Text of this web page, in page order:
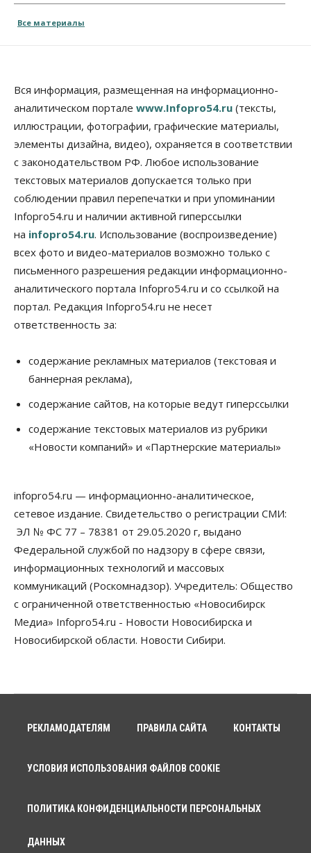
Треть автовладельцев в Новосибирской области
Власть
Школы, библиотеки, пешеходные тротуары:
депутаты Госдумы контролируют работы на
социальных объектах
Общество
Синоптики рассказали о погоде в Новосибирске
07 Августа 2026, 12:00
Общество
Жители Новосибирска смогут добровольно
повысить свою пенсию
07 Августа 2026, 11:30
Общество
Деньгами будут распоряжаться дети: в десяти
школах Новосибирской области введут
Общество Право&Порядок
заключили под стражу
Общество
Бизнес Право&Порядок
Предприятия Новосибирска
выстраивают системы защиты от атак БПЛА
07 Августа 2026, 09:00
Бизнес
По «Сибэлектротерму» выдали исполнительные
листы на полмиллиарда рублей
07 Августа 2026, 08:00
Мировые И Федеральные Новости
рублей
Общество
адаптироваться к учебе через культуру
Все материалы
Вся информация, размещенная на информационно-
аналитическом портале www.Infopro54.ru (тексты,
иллюстрации, фотографии, графические материалы,
элементы дизайна, видео), охраняется в соответствии
с законодательством РФ. Любое использование
текстовых материалов допускается только при
соблюдении правил перепечатки и при упоминании
Infopro54.ru и наличии активной гиперссылки
на infopro54.ru. Использование (воспроизведение)
всех фото и видео-материалов возможно только с
письменного разрешения редакции информационно-
аналитического портала Infopro54.ru и со ссылкой на
портал. Редакция Infopro54.ru не несет
ответственность за:
содержание рекламных материалов (текстовая и
баннерная реклама),
содержание сайтов, на которые ведут гиперссылки
содержание текстовых материалов из рубрики
«Новости компаний» и «Партнерские материалы»
infopro54.ru — информационно-аналитическое,
сетевое издание. Свидетельство о регистрации СМИ:
ЭЛ № ФС 77 – 78381 от 29.05.2020 г, выдано
Федеральной службой по надзору в сфере связи,
информационных технологий и массовых
коммуникаций (Роскомнадзор). Учредитель: Общество
с ограниченной ответственностью «Новосибирск
Медиа» Infopro54.ru - Новости Новосибирска и
Новосибирской области. Новости Сибири.
РЕКЛАМОДАТЕЛЯМ ПРАВИЛА САЙТА КОНТАКТЫ
УСЛОВИЯ ИСПОЛЬЗОВАНИЯ ФАЙЛОВ COOKIE
ПОЛИТИКА КОНФИДЕНЦИАЛЬНОСТИ ПЕРСОНАЛЬНЫХ
ДАННЫХ